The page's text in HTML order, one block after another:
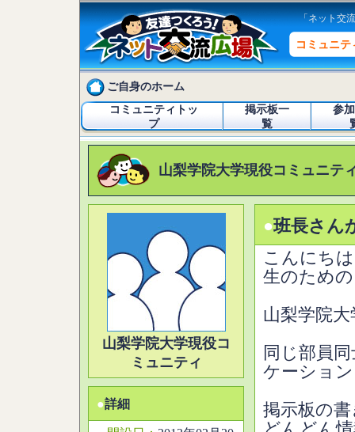
「ネット交
コミュニテ
ご自身のホーム
コミュニティトッ
プ
掲示板一
覧
参
山梨学院大学現役コミュニテ
山梨学院大学現役コ
ミュニティ
●詳細
●班長さん
こんにち
生のため
山梨学院
同じ部員
ケーショ
掲示板の